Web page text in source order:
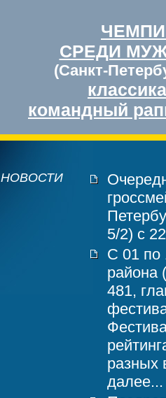
СРЕДИ
(Санкт-
классика
командный
НОВОСТИ
5/2) с
С 01 по
района
481,
разных
далее...